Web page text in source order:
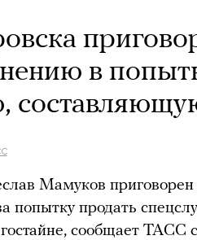
в
Мамуков приговорен
попытку продать
сообщает ТАСС